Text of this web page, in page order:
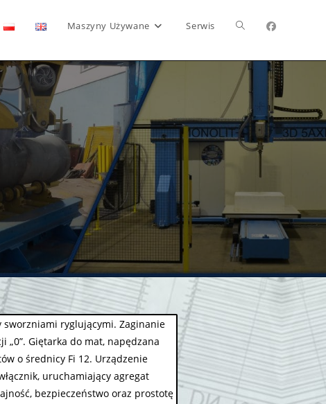
Maszyny Używane Serwis
ryglującymi. Zaginanie
Giętarka do mat, napędzana
o średnicy Fi 12. Urządzenie
uruchamiający agregat
bezpieczeństwo oraz prostotę